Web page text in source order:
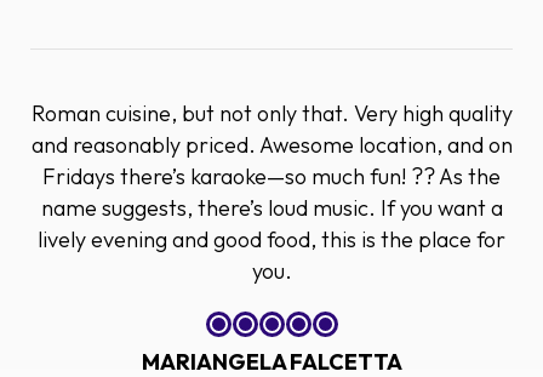
Roman cuisine, but not only that. Very high quality
and reasonably priced. Awesome location, and on
Fridays there’s karaoke—so much fun! ?? As the
name suggests, there’s loud music. If you want a
lively evening and good food, this is the place for
you.
MARIANGELA FALCETTA